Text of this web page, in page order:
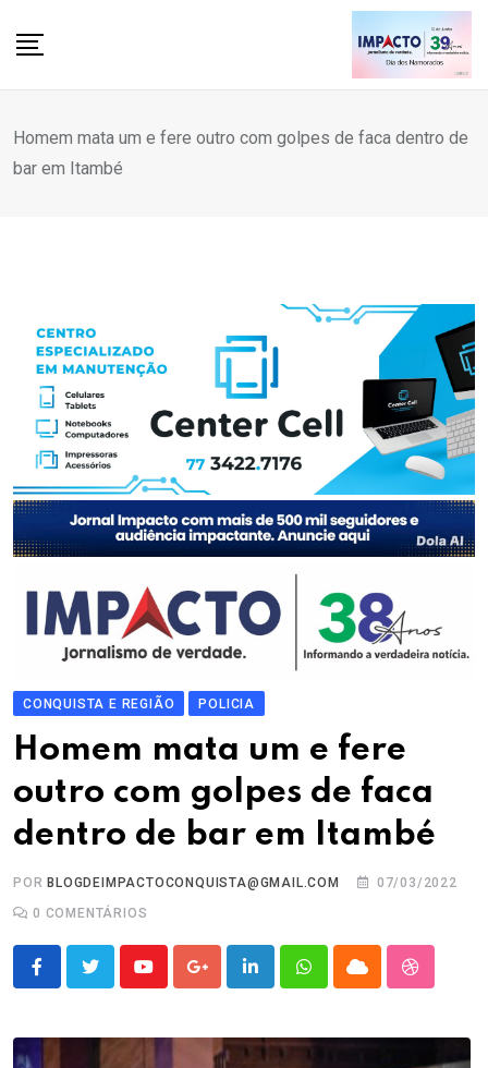
Homem mata um e fere outro com golpes de faca dentro de
bar em Itambé
CONQUISTA E REGIÃO POLICIA
Homem mata um e fere
outro com golpes de faca
dentro de bar em Itambé
POR BLOGDEIMPACTOCONQUISTA@GMAIL.COM
07/03/2022
0 COMENTÁRIOS
YoutubeGoogle+LinkedInWhatsappCloud